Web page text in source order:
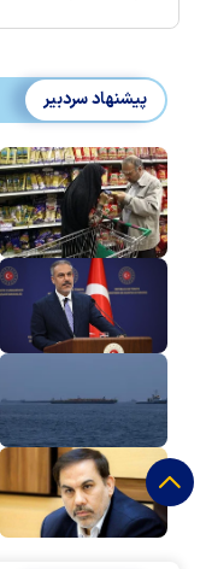
پیشنهاد سردبیر